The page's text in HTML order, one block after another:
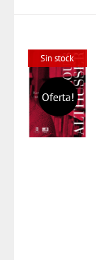
Sin stock
Oferta!